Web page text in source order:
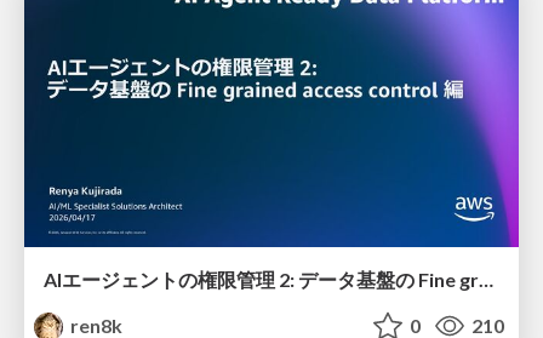
AIエージェントの権限管理 2: データ基盤の Fine grained access control 編
ren8k
0 210